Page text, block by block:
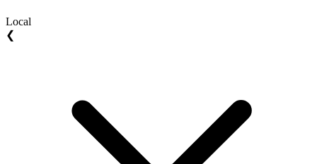
Local
❮